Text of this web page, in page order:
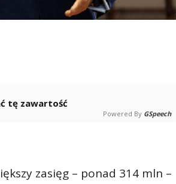
tę zawartość
Powered By GSpeech
zasięg – ponad 314 mln –